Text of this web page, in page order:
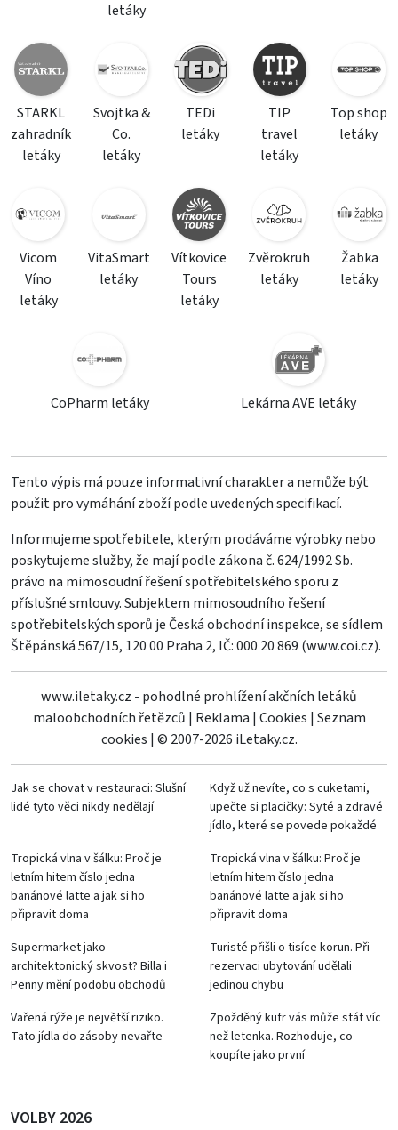
letáky
STARKL
zahradník
letáky
Svojtka &
Co.
letáky
TEDi
letáky
TIP
travel
letáky
Top shop
letáky
Vicom
Víno
letáky
VitaSmart
letáky
Vítkovice
Tours
letáky
Zvěrokruh
letáky
Žabka
letáky
CoPharm letáky Lekárna AVE letáky
Tento výpis má pouze informativní charakter a nemůže být
použit pro vymáhání zboží podle uvedených specifikací.
Informujeme spotřebitele, kterým prodáváme výrobky nebo
poskytujeme služby, že mají podle zákona č. 624/1992 Sb.
právo na mimosoudní řešení spotřebitelského sporu z
příslušné smlouvy. Subjektem mimosoudního řešení
spotřebitelských sporů je Česká obchodní inspekce, se sídlem
Štěpánská 567/15, 120 00 Praha 2, IČ: 000 20 869 (www.coi.cz).
www.iletaky.cz - pohodlné prohlížení akčních letáků
maloobchodních řetězců | Reklama | Cookies | Seznam
cookies | © 2007-2026 iLetaky.cz.
Jak se chovat v restauraci: Slušní
lidé tyto věci nikdy nedělají
Když už nevíte, co s cuketami,
upečte si placičky: Syté a zdravé
jídlo, které se povede pokaždé
Tropická vlna v šálku: Proč je
letním hitem číslo jedna
banánové latte a jak si ho
připravit doma
Tropická vlna v šálku: Proč je
letním hitem číslo jedna
banánové latte a jak si ho
připravit doma
Supermarket jako
architektonický skvost? Billa i
Penny mění podobu obchodů
Turisté přišli o tisíce korun. Při
rezervaci ubytování udělali
jedinou chybu
Vařená rýže je největší riziko.
Tato jídla do zásoby nevařte
Zpožděný kufr vás může stát víc
než letenka. Rozhoduje, co
koupíte jako první
VOLBY 2026